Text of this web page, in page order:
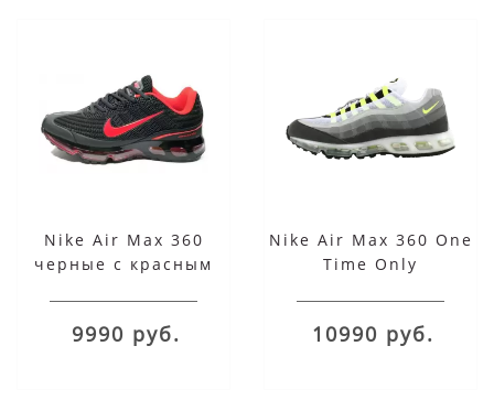
Nike Air Max 360
черные с красным
9990 руб.
Nike Air Max 360 One
Time Only
10990 руб.